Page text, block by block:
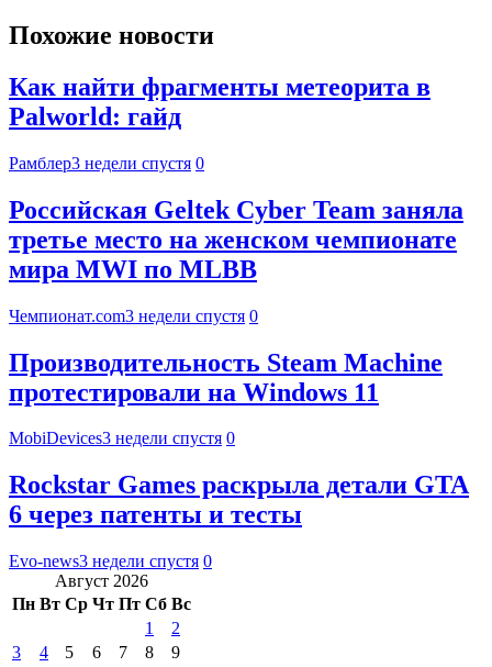
Похожие новости
Как найти фрагменты метеорита в
Palworld: гайд
Рамблер3 недели спустя 0
Российская Geltek Cyber Team заняла
третье место на женском чемпионате
мира MWI по MLBB
Чемпионат.com3 недели спустя 0
Производительность Steam Machine
протестировали на Windows 11
MobiDevices3 недели спустя 0
Rockstar Games раскрыла детали GTA
6 через патенты и тесты
Evo-news3 недели спустя 0
Август 2026
Пн Вт Ср Чт Пт Сб Вс
1
2
3
4 5 6 7 8 9